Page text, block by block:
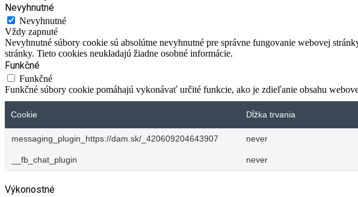
Nevyhnutné
Nevyhnutné
Vždy zapnuté
Nevyhnutné súbory cookie sú absolútne nevyhnutné pre správne fungovanie webovej
stránky. Tieto cookies neukladajú žiadne osobné informácie.
Funkčné
Funkčné
Funkčné súbory cookie pomáhajú vykonávať určité funkcie, ako je zdieľanie obsahu
Cookie Dĺžka trvania
messaging_plugin_https://dam.sk/_420609204643907 never
__fb_chat_plugin never
Výkonostné